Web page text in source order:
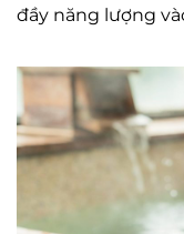
đầy năng lượng